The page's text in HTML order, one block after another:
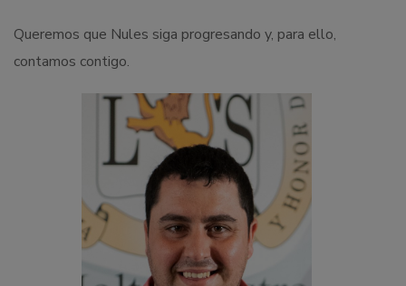
Queremos que Nules siga progresando y, para ello,
contamos contigo.